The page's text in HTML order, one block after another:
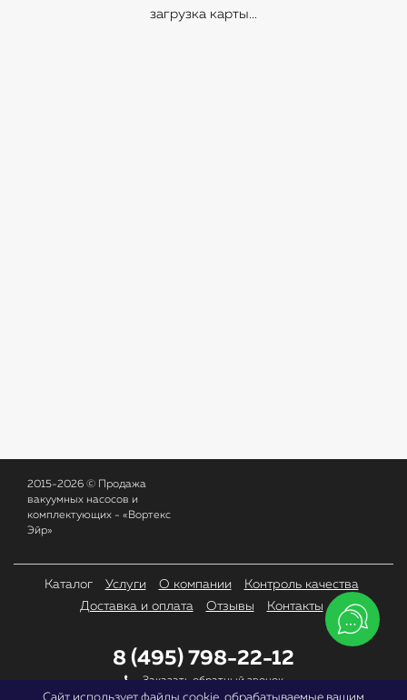
загрузка карты...
2015-2026 © Продажа
вакуумных насосов и
комплектующих - «Вортекс
Эйр»
Каталог Услуги О компании
Контроль качества
Доставка и оплата
Отзывы Контакты
8 (495) 798-22-12
Заказать обратный звонок